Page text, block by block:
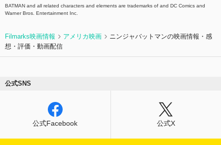
BATMAN and all related characters and elements are trademarks of and DC Comics and
Warner Bros. Entertainment Inc.
Filmarks映画情報 アメリカ映画
ニンジャバットマンの映画情報・感
想・評価・動画配信
公式SNS
公式Facebook 公式X